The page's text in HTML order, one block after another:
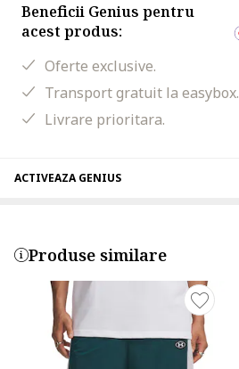
Beneficii Genius pentru
acest produs:
Oferte exclusive.
Transport gratuit la easybox.
Livrare prioritara.
ACTIVEAZA GENIUS
Produse similare